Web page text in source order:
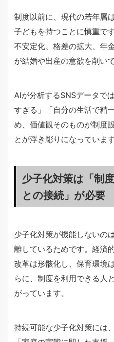
制度以前に、現代の若年層
子どもを持つことに慎重で
不安定化、格差の拡大、年
が結婚や出産の意欲を削い
AIが分析するSNSデータで
すぎる」「自分の生活で精
め、価値観そのものが制度
とが浮き彫りになっています
少子化対策は「制
との接続」が必要
少子化対策が機能しないの
離しているためです。経済
改革は形骸化し、保育環境
らに、制度を利用できる人
がっています。
持続可能な少子化対策には